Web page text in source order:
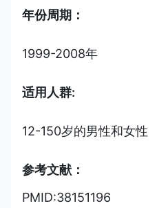
年份周期：
1999-2008年
适用人群:
12-150岁的男性和女性
参考文献：
PMID:38151196